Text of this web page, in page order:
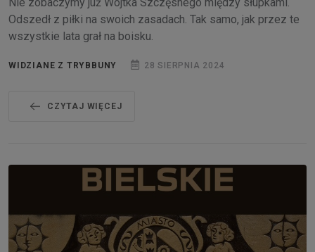
Odszedł z piłki na swoich zasadach. Tak samo, jak przez te
wszystkie lata grał na boisku.
WIDZIANE Z TRYBBUNY 28 SIERPNIA 2024
CZYTAJ WIĘCEJ